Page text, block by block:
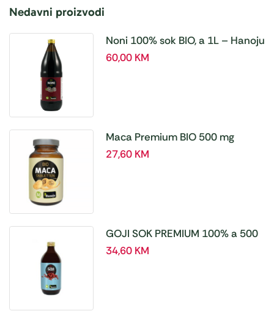
Nedavni proizvodi
Noni 100% sok BIO, a 1L – Hanoju
60,00 KM
Maca Premium BIO 500 mg
tablete, a180 tbl – Hanoju
27,60 KM
GOJI SOK PREMIUM 100% a 500
ml
34,60 KM